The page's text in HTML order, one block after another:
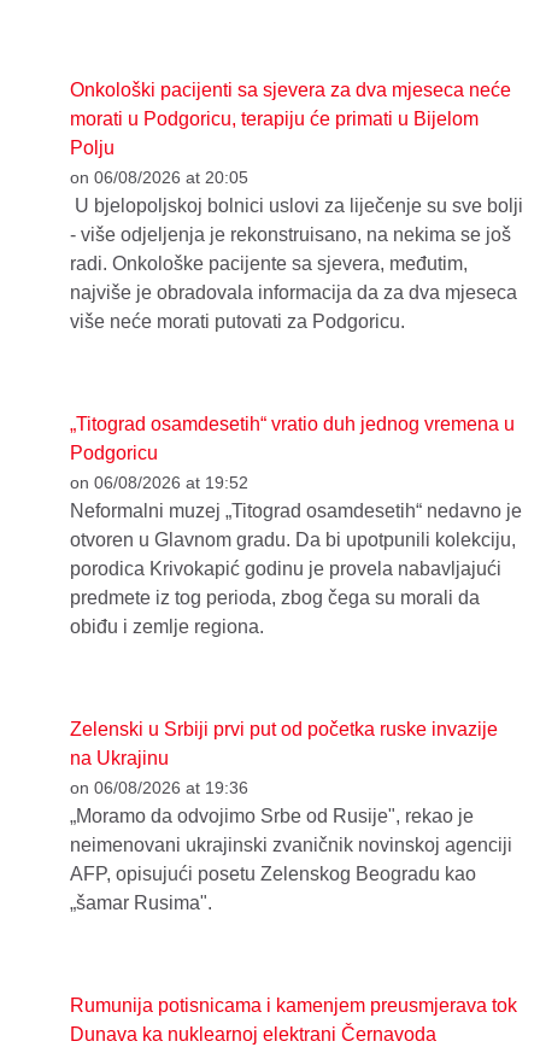
Onkološki pacijenti sa sjevera za dva mjeseca neće
morati u Podgoricu, terapiju će primati u Bijelom
Polju
on 06/08/2026 at 20:05
U bjelopoljskoj bolnici uslovi za liječenje su sve bolji
- više odjeljenja je rekonstruisano, na nekima se još
radi. Onkološke pacijente sa sjevera, međutim,
najviše je obradovala informacija da za dva mjeseca
više neće morati putovati za Podgoricu.
„Titograd osamdesetih“ vratio duh jednog vremena u
Podgoricu
on 06/08/2026 at 19:52
Neformalni muzej „Titograd osamdesetih“ nedavno je
otvoren u Glavnom gradu. Da bi upotpunili kolekciju,
porodica Krivokapić godinu je provela nabavljajući
predmete iz tog perioda, zbog čega su morali da
obiđu i zemlje regiona.
Zelenski u Srbiji prvi put od početka ruske invazije
na Ukrajinu
on 06/08/2026 at 19:36
„Moramo da odvojimo Srbe od Rusije", rekao je
neimenovani ukrajinski zvaničnik novinskoj agenciji
AFP, opisujući posetu Zelenskog Beogradu kao
„šamar Rusima".
Rumunija potisnicama i kamenjem preusmjerava tok
Dunava ka nuklearnoj elektrani Černavoda